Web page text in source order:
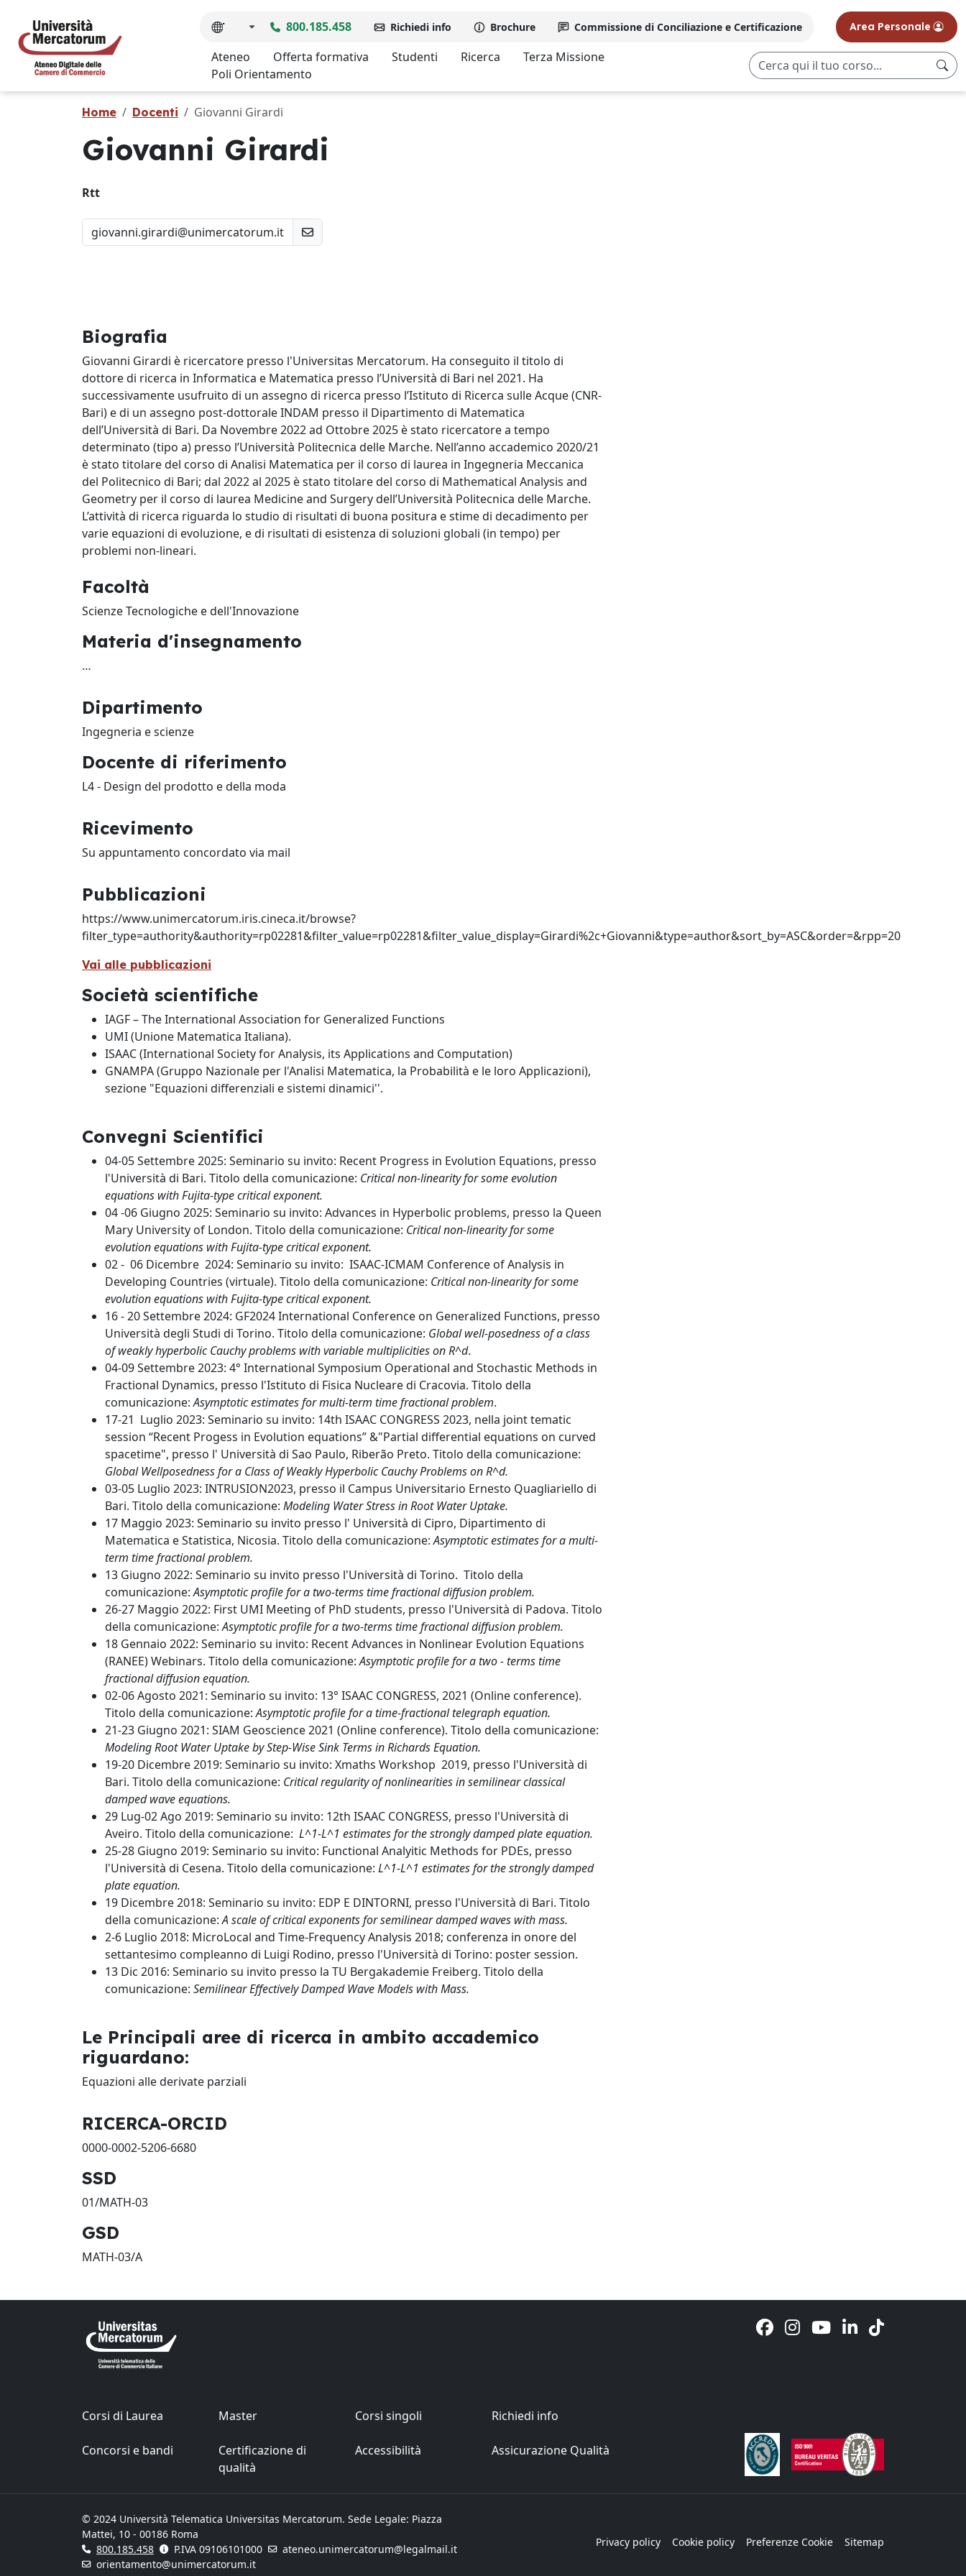
800.185.458 Richiedi info Brochure Commissione di Conciliazione e Certificazione Area Personale
Ateneo Offerta formativa Studenti Ricerca
Terza Missione
Poli Orientamento
Home Docenti Giovanni Girardi
Giovanni Girardi
Rtt
giovanni.girardi@unimercatorum.it
Biografia
Giovanni Girardi è ricercatore presso l'Universitas Mercatorum. Ha conseguito il titolo di
dottore di ricerca in Informatica e Matematica presso l’Università di Bari nel 2021. Ha
successivamente usufruito di un assegno di ricerca presso l’Istituto di Ricerca sulle Acque (CNR-
Bari) e di un assegno post-dottorale INDAM presso il Dipartimento di Matematica
dell’Università di Bari. Da Novembre 2022 ad Ottobre 2025 è stato ricercatore a tempo
determinato (tipo a) presso l’Università Politecnica delle Marche. Nell’anno accademico 2020/21
è stato titolare del corso di Analisi Matematica per il corso di laurea in Ingegneria Meccanica
del Politecnico di Bari; dal 2022 al 2025 è stato titolare del corso di Mathematical Analysis and
Geometry per il corso di laurea Medicine and Surgery dell’Università Politecnica delle Marche.
L’attività di ricerca riguarda lo studio di risultati di buona positura e stime di decadimento per
varie equazioni di evoluzione, e di risultati di esistenza di soluzioni globali (in tempo) per
problemi non-lineari.
Facoltà
Scienze Tecnologiche e dell'Innovazione
Materia d'insegnamento
…
Dipartimento
Ingegneria e scienze
Docente di riferimento
L4 - Design del prodotto e della moda
Ricevimento
Su appuntamento concordato via mail
Pubblicazioni
https://www.unimercatorum.iris.cineca.it/browse?
filter_type=authority&authority=rp02281&filter_value=rp02281&filter_value_display=Girardi%2c+Giovanni&type=author&sort_by=ASC&order=&rpp=20
Vai alle pubblicazioni
Società scientifiche
IAGF – The International Association for Generalized Functions
UMI (Unione Matematica Italiana).
ISAAC (International Society for Analysis, its Applications and Computation)
GNAMPA (Gruppo Nazionale per l'Analisi Matematica, la Probabilità e le loro Applicazioni),
sezione "Equazioni differenziali e sistemi dinamici''.
Convegni Scientifici
04-05 Settembre 2025: Seminario su invito: Recent Progress in Evolution Equations, presso
l'Università di Bari. Titolo della comunicazione: Critical non-linearity for some evolution
equations with Fujita-type critical exponent.
04 -06 Giugno 2025: Seminario su invito: Advances in Hyperbolic problems, presso la Queen
Mary University of London. Titolo della comunicazione: Critical non-linearity for some
evolution equations with Fujita-type critical exponent.
02 - 06 Dicembre 2024: Seminario su invito: ISAAC-ICMAM Conference of Analysis in
Developing Countries (virtuale). Titolo della comunicazione: Critical non-linearity for some
evolution equations with Fujita-type critical exponent.
16 - 20 Settembre 2024: GF2024 International Conference on Generalized Functions, presso
Università degli Studi di Torino. Titolo della comunicazione: Global well-posedness of a class
of weakly hyperbolic Cauchy problems with variable multiplicities on R^d.
04-09 Settembre 2023: 4° International Symposium Operational and Stochastic Methods in
Fractional Dynamics, presso l'Istituto di Fisica Nucleare di Cracovia. Titolo della
comunicazione:Asymptotic estimates for multi-term time fractional problem.
17-21 Luglio 2023: Seminario su invito: 14th ISAAC CONGRESS 2023, nella joint tematic
session “Recent Progess in Evolution equations” &"Partial differential equations on curved
spacetime", presso l' Università di Sao Paulo, Riberão Preto. Titolo della comunicazione:
Global Wellposedness for a Class of Weakly Hyperbolic Cauchy Problems on R^d.
03-05 Luglio 2023: INTRUSION2023, presso il Campus Universitario Ernesto Quagliariello di
Bari. Titolo della comunicazione: Modeling Water Stress in Root Water Uptake.
17 Maggio 2023: Seminario su invito presso l' Università di Cipro, Dipartimento di
Matematica e Statistica, Nicosia. Titolo della comunicazione:Asymptotic estimates for a multi-
term time fractional problem.
13 Giugno 2022: Seminario su invito presso l'Università di Torino. Titolo della
comunicazione:Asymptotic profile for a two-terms time fractional diffusion problem.
26-27 Maggio 2022: First UMI Meeting of PhD students, presso l'Università di Padova. Titolo
della comunicazione:Asymptotic profile for a two-terms time fractional diffusion problem.
18 Gennaio 2022: Seminario su invito: Recent Advances in Nonlinear Evolution Equations
(RANEE) Webinars. Titolo della comunicazione:Asymptotic profile for a two - terms time
fractional diffusion equation.
02-06 Agosto 2021: Seminario su invito: 13° ISAAC CONGRESS, 2021 (Online conference).
Titolo della comunicazione:Asymptotic profile for a time-fractional telegraph equation.
21-23 Giugno 2021: SIAM Geoscience 2021 (Online conference). Titolo della comunicazione:
Modeling Root Water Uptake by Step-Wise Sink Terms in Richards Equation.
19-20 Dicembre 2019: Seminario su invito: Xmaths Workshop 2019, presso l'Università di
Bari. Titolo della comunicazione: Critical regularity of nonlinearities in semilinear classical
damped wave equations.
29 Lug-02 Ago 2019: Seminario su invito: 12th ISAAC CONGRESS, presso l'Università di
Aveiro. Titolo della comunicazione: L^1-L^1 estimates for the strongly damped plate equation.
25-28 Giugno 2019: Seminario su invito: Functional Analyitic Methods for PDEs, presso
l'Università di Cesena. Titolo della comunicazione: L^1-L^1 estimates for the strongly damped
plate equation.
19 Dicembre 2018: Seminario su invito: EDP E DINTORNI, presso l'Università di Bari. Titolo
della comunicazione:A scale of critical exponents for semilinear damped waves with mass.
2-6 Luglio 2018: MicroLocal and Time-Frequency Analysis 2018; conferenza in onore del
settantesimo compleanno di Luigi Rodino, presso l'Università di Torino: poster session.
13 Dic 2016: Seminario su invito presso la TU Bergakademie Freiberg. Titolo della
comunicazione: Semilinear Effectively Damped Wave Models with Mass.
Le Principali aree di ricerca in ambito accademico
riguardano:
Equazioni alle derivate parziali
RICERCA-ORCID
0000-0002-5206-6680
SSD
01/MATH-03
GSD
MATH-03/A
Corsi di Laurea Master Corsi singoli Richiedi info
Concorsi e bandi
Certificazione di
qualità
Accessibilità Assicurazione Qualità
© 2024 Università Telematica Universitas Mercatorum. Sede Legale: Piazza
Mattei, 10 - 00186 Roma
800.185.458
P.IVA 09106101000
ateneo.unimercatorum@legalmail.it
orientamento@unimercatorum.it
Privacy policy Cookie policy Preferenze Cookie Sitemap